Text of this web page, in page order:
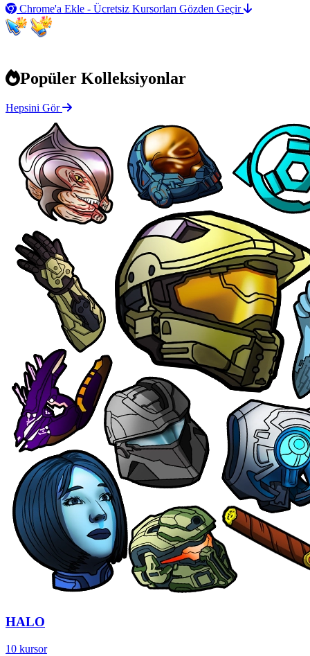
Chrome'a Ekle - Ücretsiz Kursorları Gözden Geçir
Popüler Kolleksiyonlar
Hepsini Gör
HALO
10 kursor